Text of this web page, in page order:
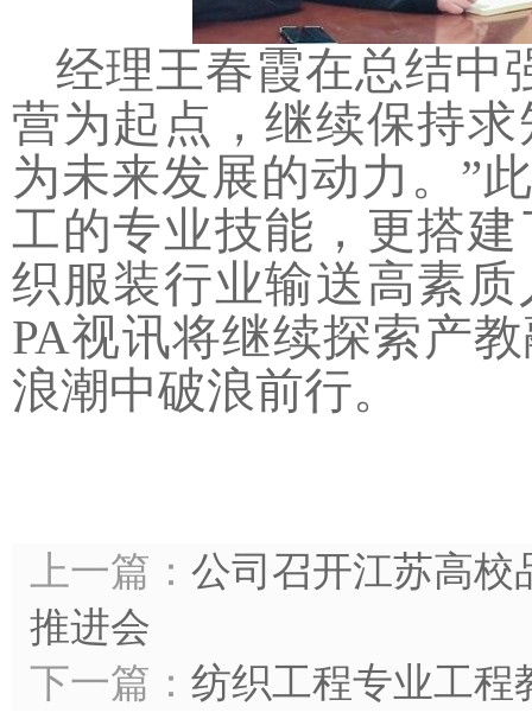
经理王春霞在总结中
营为起点，继续保持
为未来发展的动力。”
工的专业技能，更搭
织服装行业输送高素
PA视讯将继续探索产
浪潮中破浪前行。
上一篇： 公司召开江苏高校
推进会
下一篇： 纺织工程专业工程